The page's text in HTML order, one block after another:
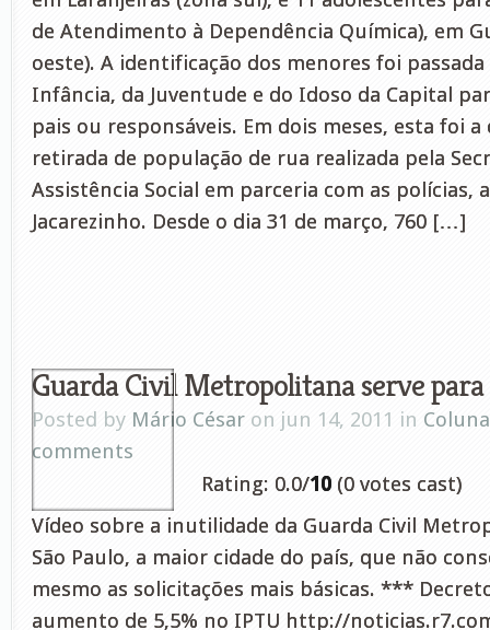
de Atendimento à Dependência Química), em
oeste). A identificação dos menores foi passada
Infância, da Juventude e do Idoso da Capital
pais ou responsáveis. Em dois meses, esta foi a
retirada de população de rua realizada pela
Assistência Social em parceria com as polícias,
Jacarezinho. Desde o dia 31 de março, 760 […]
Guarda Civil Metropolitana serve para
Posted by Mário César on jun 14, 2011 in
comments
Rating: 0.0/10 (0 votes cast)
Vídeo sobre a inutilidade da Guarda Civil
São Paulo, a maior cidade do país, que não
mesmo as solicitações mais básicas. ***
aumento de 5,5% no IPTU http://